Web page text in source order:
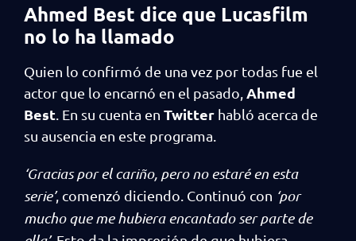
Ahmed Best dice que Lucasfilm
no lo ha llamado
Quien lo confirmó de una vez por todas fue el
actor que lo encarnó en el pasado, Ahmed
Best . En su cuenta en Twitter habló acerca de
su ausencia en este programa.
‘Gracias por el cariño, pero no estaré en esta
serie’, comenzó diciendo. Continuó con ‘por
mucho que me hubiera encantado ser parte de